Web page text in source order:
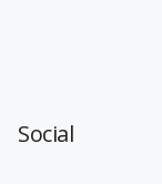
Social